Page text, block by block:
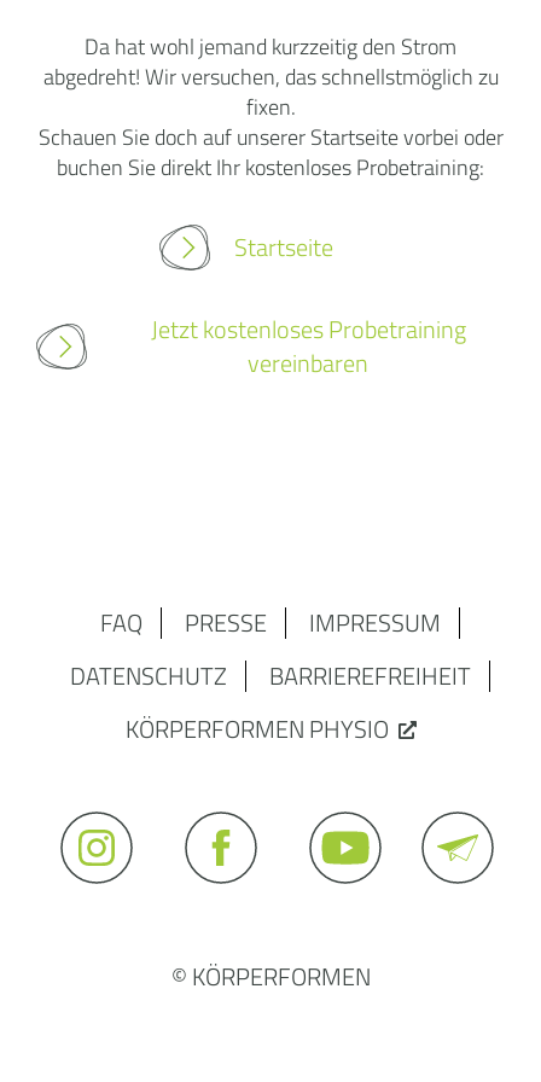
Da hat wohl jemand kurzzeitig den Strom
abgedreht! Wir versuchen, das schnellstmöglich zu
fixen.
Schauen Sie doch auf unserer Startseite vorbei oder
buchen Sie direkt Ihr kostenloses Probetraining:
Startseite
Jetzt kostenloses Probetraining
vereinbaren
FAQ PRESSE
IMPRESSUM
DATENSCHUTZ
BARRIEREFREIHEIT
KÖRPERFORMEN PHYSIO
© KÖRPERFORMEN